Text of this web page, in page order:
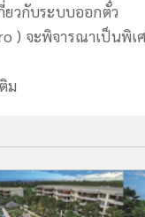
ยวกับระบบออกตั๋ว
) จะพิจารณาเป็นพิเ
ม